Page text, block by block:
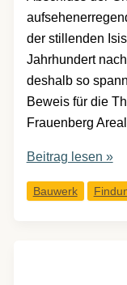
der stillenden
Jahrhundert
deshalb so
Beweis für die
Frauenberg
Die
Isis
Beitrag lesen »
Bauwerk